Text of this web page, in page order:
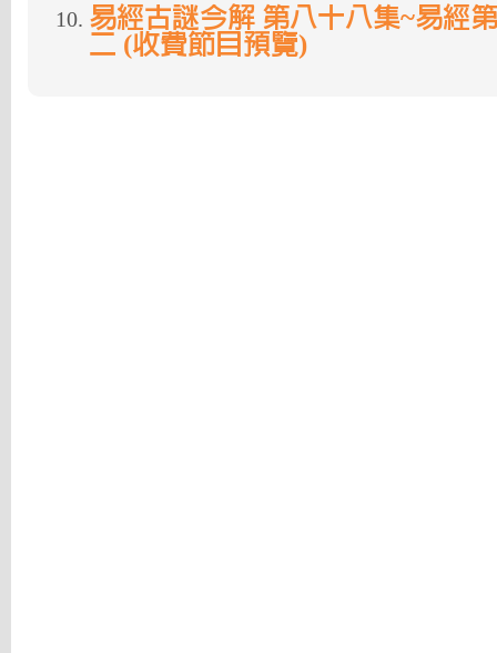
易經古謎今解 第八十八集~易經
二 (收費節目預覽)